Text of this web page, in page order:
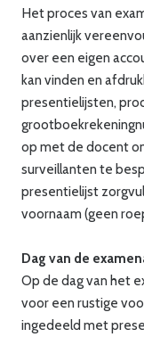
Het proces van
aanzienlijk
over een eigen
kan vinden en
presentielijsten,
op met de docent
surveillanten te
presentielijst
voornaam (geen
Dag van de
Op de dag van het
voor een rustige
ingedeeld met